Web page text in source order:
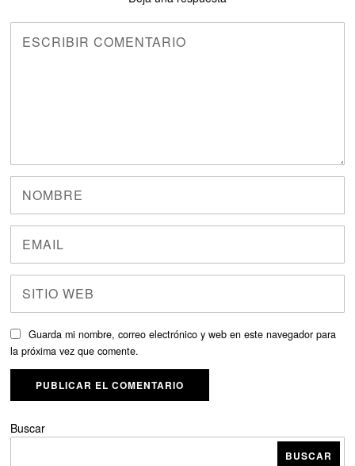
Guarda mi nombre, correo electrónico y web en este navegador para
la próxima vez que comente.
Buscar
BUSCAR